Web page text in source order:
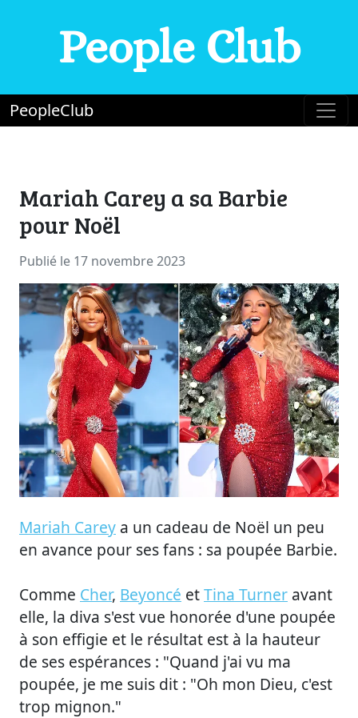
People Club
PeopleClub
Mariah Carey a sa Barbie
pour Noël
Publié le 17 novembre 2023
Mariah Carey a un cadeau de Noël un peu
en avance pour ses fans : sa poupée Barbie.
Comme Cher, Beyoncé etTina Turner avant
elle, la diva s'est vue honorée d'une poupée
à son effigie et le résultat est à la hauteur
de ses espérances : "Quand j'ai vu ma
poupée, je me suis dit : "Oh mon Dieu, c'est
trop mignon."